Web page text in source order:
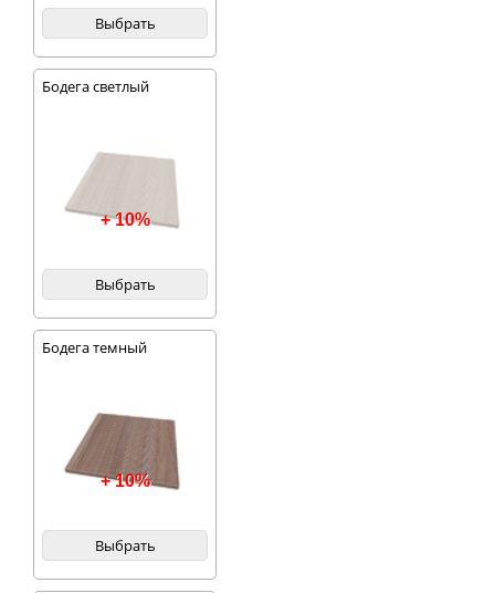
Выбрать
Бодега светлый
+ 10%
Выбрать
Бодега темный
+ 10%
Выбрать